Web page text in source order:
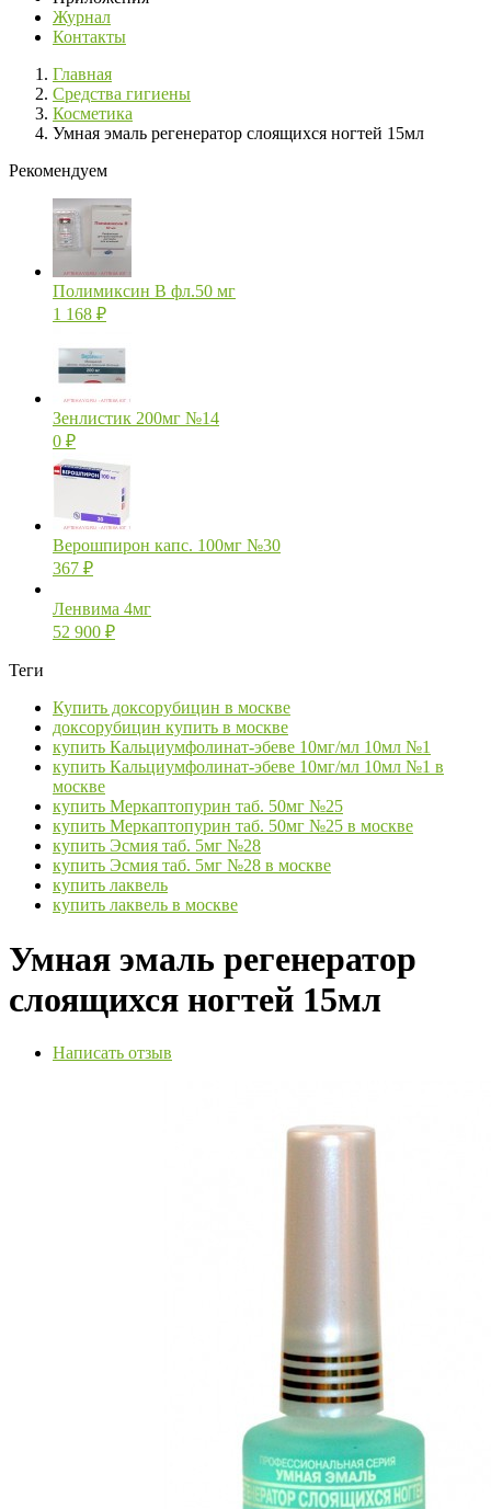
Журнал
Контакты
Главная
Средства гигиены
Косметика
Умная эмаль регенератор слоящихся ногтей 15мл
Рекомендуем
Полимиксин В фл.50 мг
1 168 ₽
Зенлистик 200мг №14
0 ₽
Верошпирон капс. 100мг №30
367 ₽
Ленвима 4мг
52 900 ₽
Теги
Купить доксорубицин в москве
доксорубицин купить в москве
купить Кальциумфолинат-эбеве 10мг/мл 10мл №1
купить Кальциумфолинат-эбеве 10мг/мл 10мл №1 в
москве
купить Меркаптопурин таб. 50мг №25
купить Меркаптопурин таб. 50мг №25 в москве
купить Эсмия таб. 5мг №28
купить Эсмия таб. 5мг №28 в москве
купить лаквель
купить лаквель в москве
Умная эмаль регенератор
слоящихся ногтей 15мл
Написать отзыв